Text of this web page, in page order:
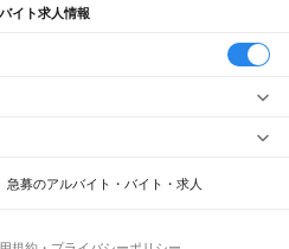
イト求人情報
尾駅千里駅速星駅 婦中鵜坂駅
急募のアルバイト・バイト・求人